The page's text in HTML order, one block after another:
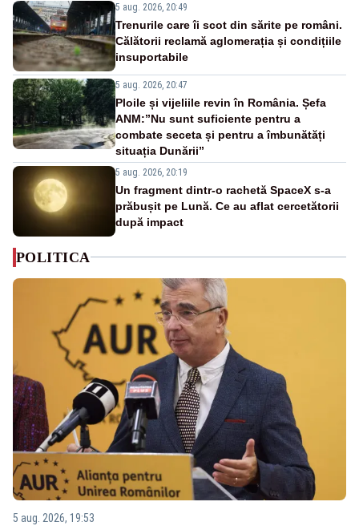
5 aug. 2026, 20:49
Trenurile care îi scot din sărite pe români.
Călătorii reclamă aglomerația și condițiile
insuportabile
5 aug. 2026, 20:47
Ploile și vijeliile revin în România. Șefa
ANM:”Nu sunt suficiente pentru a
combate seceta și pentru a îmbunătăți
situația Dunării”
5 aug. 2026, 20:19
Un fragment dintr-o rachetă SpaceX s-a
prăbușit pe Lună. Ce au aflat cercetătorii
după impact
POLITICA
5 aug. 2026, 19:53